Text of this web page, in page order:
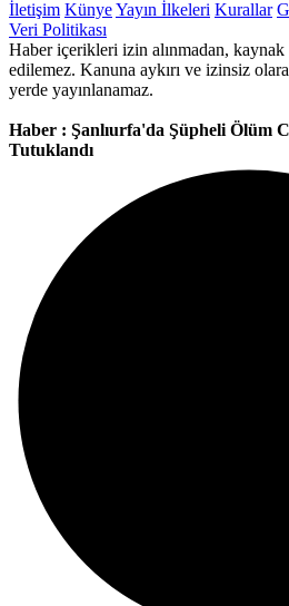
İletişim KünyeYayın İlkeleri Kurallar
Veri Politikası
Haber içerikleri izin alınmadan,
edilemez. Kanuna aykırı ve izinsiz
yerde yayınlanamaz.
Haber : Şanlıurfa'da Şüpheli Ölüm
Tutuklandı